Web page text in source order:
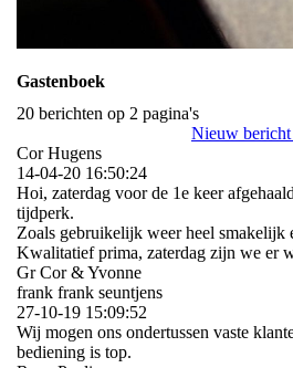
Gastenboek
20 berichten op 2 pagina's
Nieuw bericht
Cor Hugens
14-04-20 16:50:24
Hoi, zaterdag voor de 1e keer
tijdperk.
Zoals gebruikelijk weer heel smakelijk
Kwalitatief prima, zaterdag zijn we er
Gr Cor & Yvonne
frank frank seuntjens
27-10-19 15:09:52
Wij mogen ons ondertussen vaste
bediening is top.